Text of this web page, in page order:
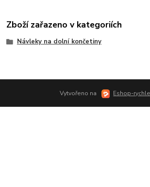
Zboží zařazeno v kategoriích
Návleky na dolní končetiny
Vytvořeno na Eshop-